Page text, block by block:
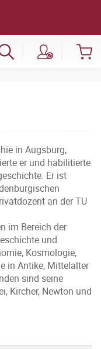
in Augsburg,
er und habilitierte
Er ist
an der TU
im Bereich der
und
Kosmologie,
in Antike, Mittelalter
sind seine
Kircher, Newton und